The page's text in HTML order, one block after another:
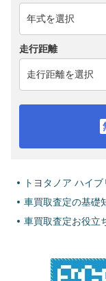
走行距離
トヨタノア ハイ
車買取査定の基礎
車買取査定お役立